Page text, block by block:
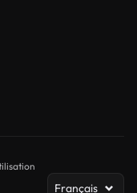
Français